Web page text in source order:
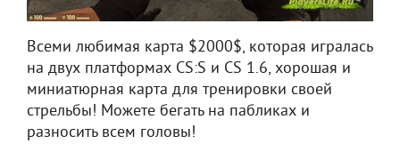
Всеми любимая карта $2000$, которая игралась
на двух платформах CS:S и CS 1.6, хорошая и
миниатюрная карта для тренировки своей
стрельбы! Можете бегать на пабликах и
разносить всем головы!